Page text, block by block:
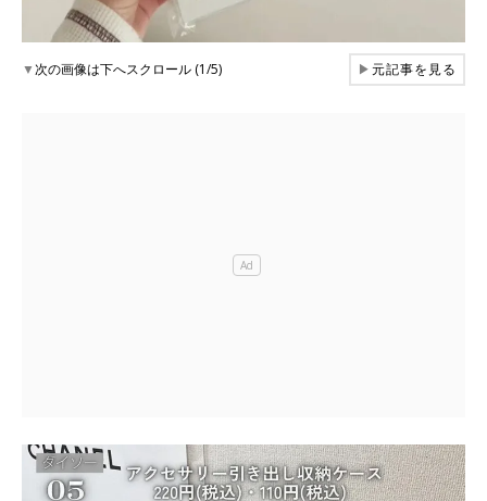
▼次の画像は下へスクロール (1/5) ▶元記事を見る